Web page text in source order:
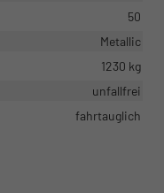
50
Metallic
1230 kg
unfallfrei
fahrtauglich